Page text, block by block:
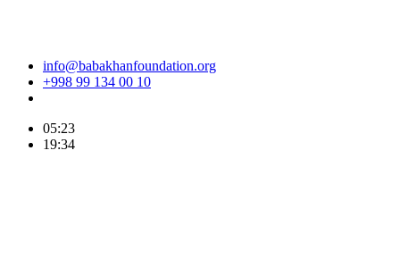
info@babakhanfoundation.org
+998 99 134 00 10
05:23
19:34